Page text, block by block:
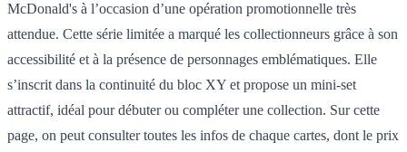
McDonald's à l’occasion d’une opération promotionnelle très
attendue. Cette série limitée a marqué les collectionneurs grâce à son
accessibilité et à la présence de personnages emblématiques. Elle
s’inscrit dans la continuité du bloc XY et propose un mini-set
attractif, idéal pour débuter ou compléter une collection. Sur cette
page, on peut consulter toutes les infos de chaque cartes, dont le prix